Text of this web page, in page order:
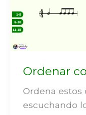
Ordenar
Ordena estos
escuchando